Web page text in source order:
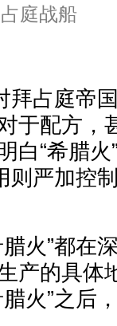
庭战船
拜占庭帝
于配方，
白“希腊
则严加控
火”都在
产的具体
火”之后